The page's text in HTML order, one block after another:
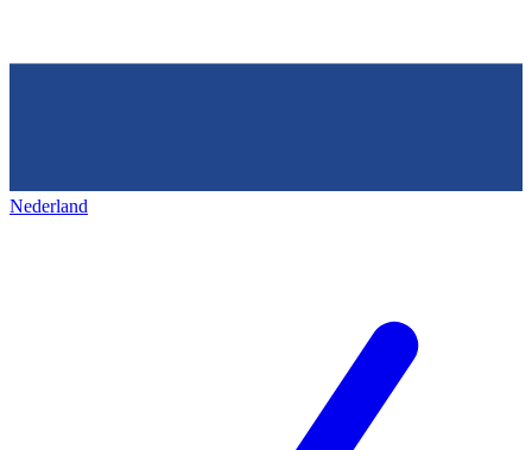
Nederland